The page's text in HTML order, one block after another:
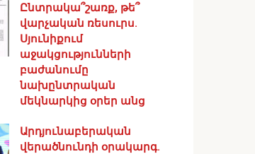
Ընտրակա՞շառք, թե՞
վարչական ռեսուրս․
Սյունիքում
աջակցությունների
բաժանումը
նախընտրական
մեկնարկից օրեր անց
Արդյունաբերական
վերածնունդի օրակարգ․